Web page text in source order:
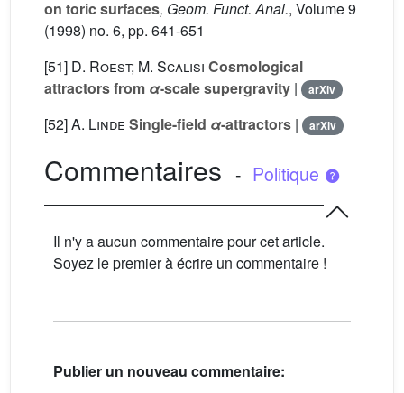
on toric surfaces, Geom. Funct. Anal., Volume 9
(1998) no. 6, pp. 641-651
[51] D. Roest; M. Scalisi Cosmological
attractors from α-scale supergravity | arXiv
[52]A. Linde Single-field α-attractors | arXiv
Commentaires - Politique
Il n'y a aucun commentaire pour cet article.
Soyez le premier à écrire un commentaire !
Publier un nouveau commentaire: